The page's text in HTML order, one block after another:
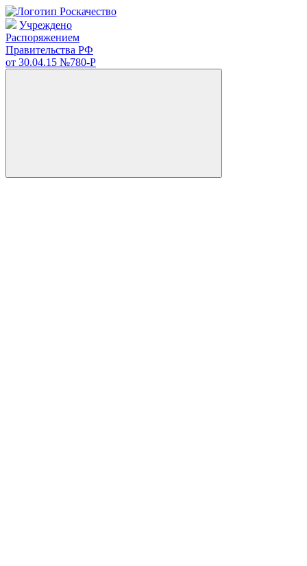
Учреждено
Распоряжением
Правительства РФ
от 30.04.15 №780-Р